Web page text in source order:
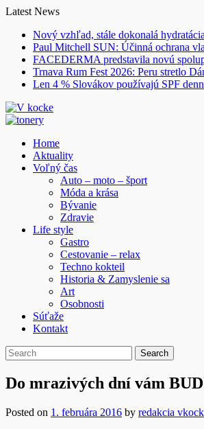
Skip
content
Latest News
Nový vzhľad, stále dokonalá hydratácia
Paul Mitchell SUN: Účinná ochrana
FACEDERMA predstavila novú
Trnava Rum Fest 2026: Peru stretlo
Len 4 % Slovákov používajú SPF
Home
Aktuality
Voľný čas
Auto – moto – šport
Móda a krása
Bývanie
Zdravie
Life style
Gastro
Cestovanie – relax
Techno kokteil
Historia & Zamyslenie sa
Art
Osobnosti
Súťaže
Kontakt
Do mrazivých dní vám
Posted on 1. februára 2016 by redakcia